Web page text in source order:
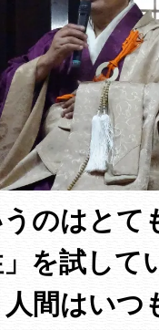
うのはと
を試して
間はいつ